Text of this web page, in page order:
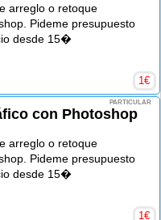
arreglo o retoque
Pideme presupuesto
desde 15�
1€
PARTICULAR
con Photoshop
arreglo o retoque
Pideme presupuesto
desde 15�
1€